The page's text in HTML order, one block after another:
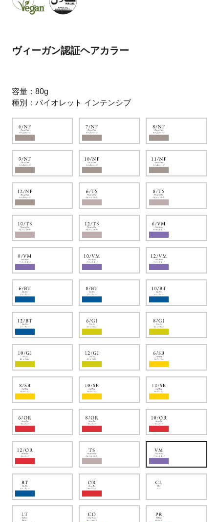
ヴィーガン認証ヘアカラー
容量
80g
種別
バイオレット インテンシブ